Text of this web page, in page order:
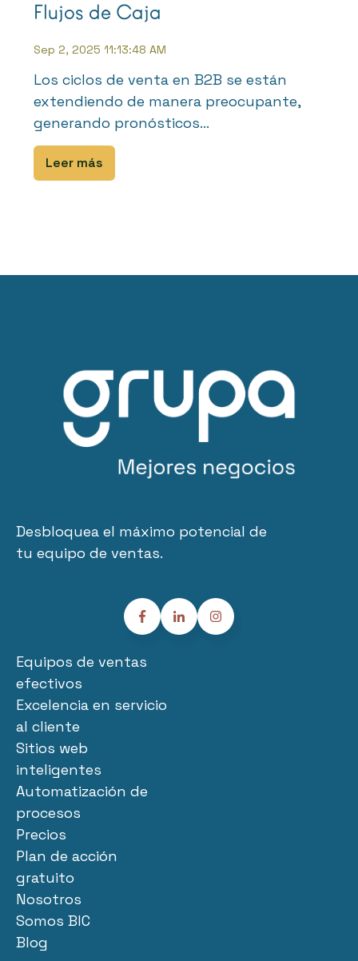
Flujos de Caja
Sep 2, 2025 11:13:48 AM
Los ciclos de venta en B2B se están
extendiendo de manera preocupante,
generando pronósticos...
Leer más
Desbloquea el máximo potencial de
tu equipo de ventas.
Equipos de ventas
efectivos
Excelencia en servicio
al cliente
Sitios web
inteligentes
Automatización de
procesos
Precios
Plan de acción
gratuito
Nosotros
Somos BIC
Blog